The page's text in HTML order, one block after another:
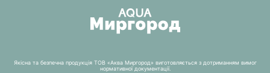
Якісна та безпечна продукція ТОВ «Аква Миргород» виготовляється з дотриманням вимог
нормативної документації.